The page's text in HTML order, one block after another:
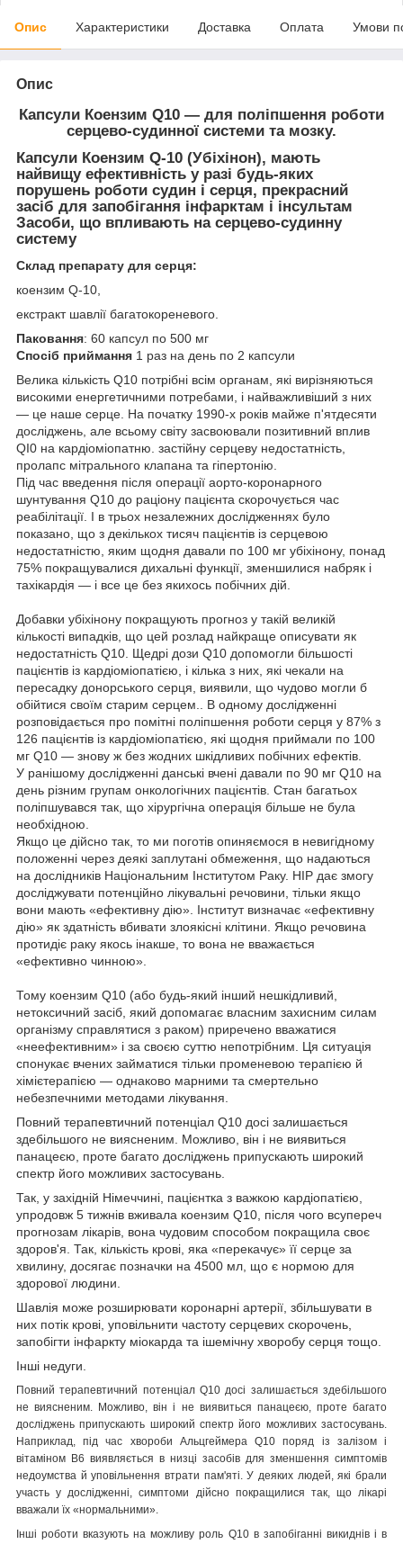
Опис Характеристики Доставка Оплата Умови
Опис
Капсули Коензим Q10 — для поліпшення роботи
серцево-судинної системи та мозку.
Капсули Коензим Q-10 (Убіхінон), мають
найвищу ефективність у разі будь-яких
порушень роботи судин і серця, прекрасний
засіб для запобігання інфарктам і інсультам
Засоби, що впливають на серцево-судинну
систему
Склад препарату для серця:
коензим Q-10,
екстракт шавлії багатокореневого.
Паковання: 60 капсул по 500 мг
Спосіб приймання 1 раз на день по 2 капсули
Велика кількість Q10 потрібні всім органам, які вирізняються
високими енергетичними потребами, і найважливіший з них
— це наше серце. На початку 1990-х років майже п'ятдесяти
досліджень, але всьому світу засвоювали позитивний вплив
QI0 на кардіоміопатню. застійну серцеву недостатність,
пролапс мітрального клапана та гіпертонію.
Під час введення після операції аорто-коронарного
шунтування Q10 до раціону пацієнта скорочується час
реабілітації. І в трьох незалежних дослідженнях було
показано, що з декількох тисяч пацієнтів із серцевою
недостатністю, яким щодня давали по 100 мг убіхінону, понад
75% покращувалися дихальні функції, зменшилися набряк і
тахікардія — і все це без якихось побічних дій.
Добавки убіхінону покращують прогноз у такій великій
кількості випадків, що цей розлад найкраще описувати як
недостатність Q10. Щедрі дози Q10 допомогли більшості
пацієнтів із кардіоміопатією, і кілька з них, які чекали на
пересадку донорського серця, виявили, що чудово могли б
обійтися своїм старим серцем.. В одному дослідженні
розповідається про помітні поліпшення роботи серця у 87% з
126 пацієнтів із кардіоміопатією, які щодня приймали по 100
мг Q10 — знову ж без жодних шкідливих побічних ефектів.
У ранішому дослідженні данські вчені давали по 90 мг Q10 на
день різним групам онкологічних пацієнтів. Стан багатьох
поліпшувався так, що хірургічна операція більше не була
необхідною.
Якщо це дійсно так, то ми поготів опиняємося в невигідному
положенні через деякі заплутані обмеження, що надаються
на дослідників Національним Інститутом Раку. НІР дає змогу
досліджувати потенційно лікувальні речовини, тільки якщо
вони мають «ефективну дію». Інститут визначає «ефективну
дію» як здатність вбивати злоякісні клітини. Якщо речовина
протидіє раку якось інакше, то вона не вважається
«ефективно чинною».
Тому коензим Q10 (або будь-який інший нешкідливий,
нетоксичний засіб, який допомагає власним захисним силам
організму справлятися з раком) приречено вважатися
«неефективним» і за своєю суттю непотрібним. Ця ситуація
спонукає вчених займатися тільки променевою терапією й
хімієтерапією — однаково марними та смертельно
небезпечними методами лікування.
Повний терапевтичний потенціал Q10 досі залишається
здебільшого не виясненим. Можливо, він і не виявиться
панацеєю, проте багато досліджень припускають широкий
спектр його можливих застосувань.
Так, у західній Німеччині, пацієнтка з важкою кардіопатією,
упродовж 5 тижнів вживала коензим Q10, після чого всупереч
прогнозам лікарів, вона чудовим способом покращила своє
здоров'я. Так, кількість крові, яка «перекачує» її серце за
хвилину, досягає позначки на 4500 мл, що є нормою для
здорової людини.
Шавлія може розширювати коронарні артерії, збільшувати в
них потік крові, уповільнити частоту серцевих скорочень,
запобігти інфаркту міокарда та ішемічну хворобу серця тощо.
Інші недуги.
Повний терапевтичний потенціал Q10 досі залишається здебільшого
не виясненим. Можливо, він і не виявиться панацеєю, проте багато
досліджень припускають широкий спектр його можливих застосувань.
Наприклад, під час хвороби Альцгеймера Q10 поряд із залізом і
вітаміном В6 виявляється в низці засобів для зменшення симптомів
недоумства й уповільнення втрати пам'яті. У деяких людей, які брали
участь у дослідженні, симптоми дійсно покращилися так, що лікарі
вважали їх «нормальними».
Інші роботи вказують на можливу роль Q10 в запобіганні викиднів і в